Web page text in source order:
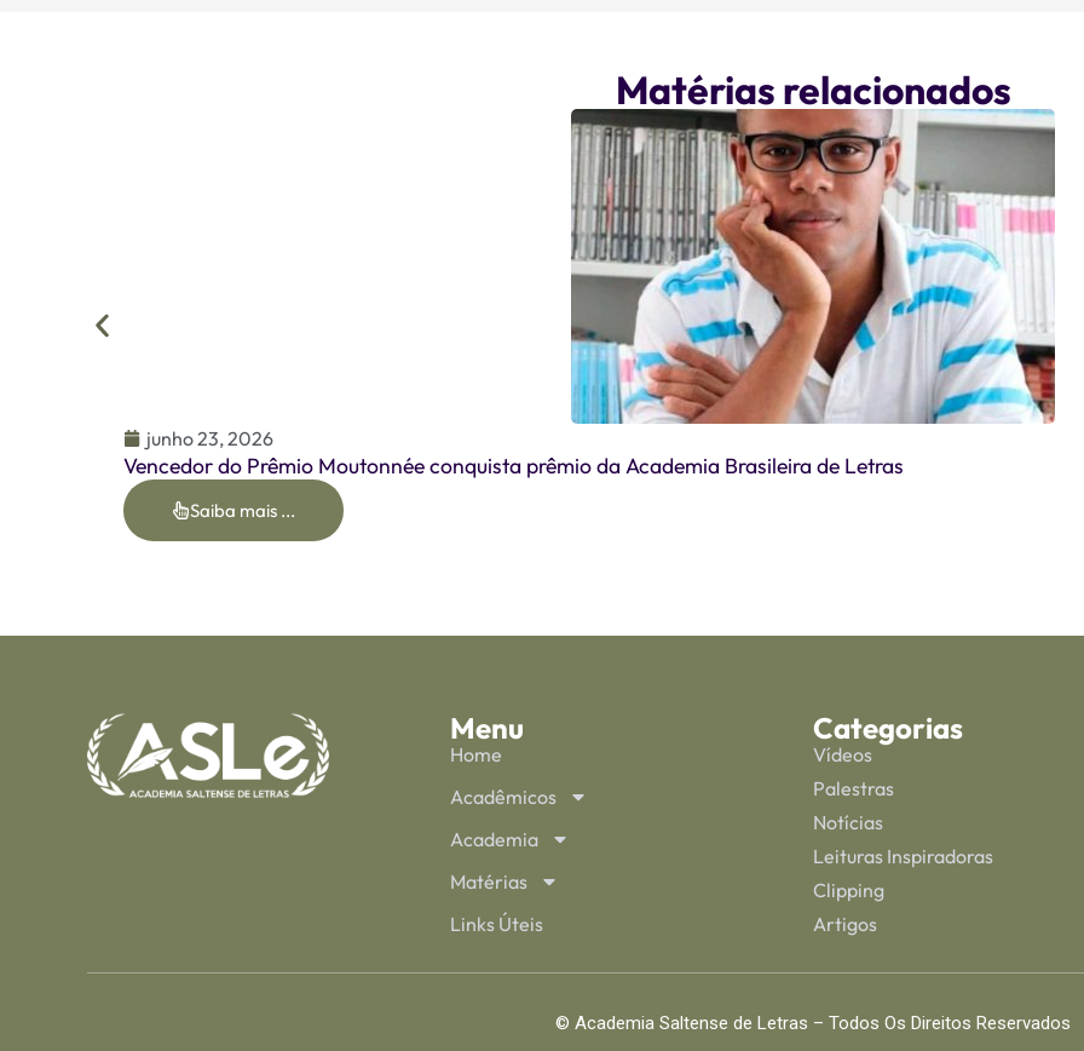
Matérias relacionados
junho 23, 2026
Vencedor do Prêmio Moutonnée conquista prêmio da Academia Brasileira de Letras
Saiba mais ...
Menu
Home
Acadêmicos
Academia
Matérias
Links Úteis
Categorias
Vídeos
Palestras
Notícias
Leituras Inspiradoras
Clipping
Artigos
© Academia Saltense de Letras – Todos Os Direitos Reservados